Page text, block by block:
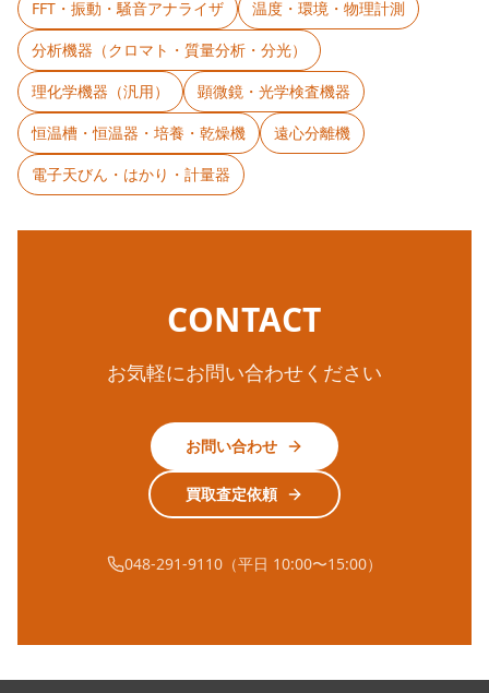
FFT・振動・騒音アナライザ
温度・環境・物理計測
分析機器（クロマト・質量分析・分光）
理化学機器（汎用）
顕微鏡・光学検査機器
恒温槽・恒温器・培養・乾燥機
遠心分離機
電子天びん・はかり・計量器
CONTACT
お気軽にお問い合わせください
お問い合わせ
買取査定依頼
048-291-9110（平日 10:00〜15:00）